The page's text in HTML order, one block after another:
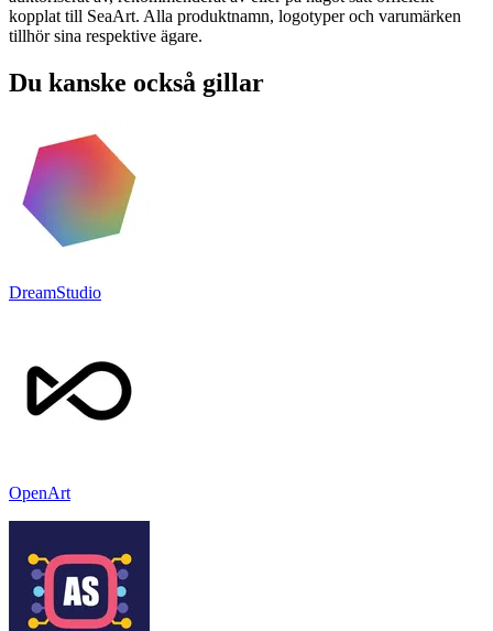
kopplat till SeaArt. Alla produktnamn, logotyper och varumärken
tillhör sina respektive ägare.
Du kanske också gillar
DreamStudio
OpenArt